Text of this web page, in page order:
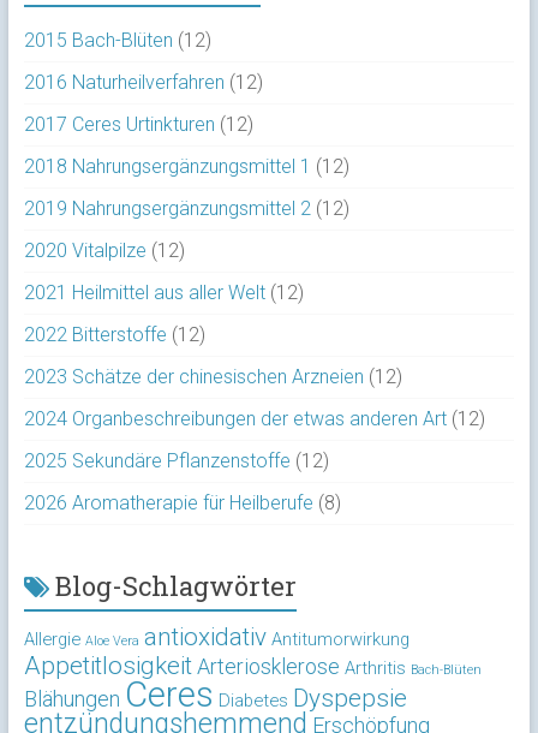
2015 Bach-Blüten (12)
2016 Naturheilverfahren (12)
2017 Ceres Urtinkturen (12)
2018 Nahrungsergänzungsmittel 1 (12)
2019 Nahrungsergänzungsmittel 2 (12)
2020 Vitalpilze (12)
2021 Heilmittel aus aller Welt(12)
2022 Bitterstoffe (12)
2023 Schätze der chinesischen Arzneien (12)
2024 Organbeschreibungen der etwas anderen Art(12)
2025 Sekundäre Pflanzenstoffe (12)
2026 Aromatherapie für Heilberufe (8)
Blog-Schlagwörter
Allergie Aloe Vera antioxidativ Antitumorwirkung
Appetitlosigkeit Arteriosklerose Arthritis Bach-Blüten
Blähungen Ceres Diabetes Dyspepsie
entzündungshemmend Erschöpfung